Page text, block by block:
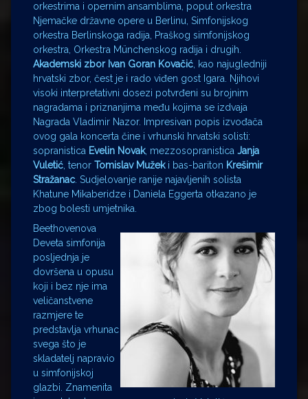
orkestrima i opernim ansamblima, poput orkestra
Njemačke državne opere u Berlinu, Simfonijskog
orkestra Berlinskoga radija, Praškog simfonijskog
orkestra, Orkestra Münchenskog radija i drugih.
Akademski zbor Ivan Goran Kovačić, kao najugledniji
hrvatski zbor, čest je i rado viđen gost Igara. Njihovi
visoki interpretativni dosezi potvrđeni su brojnim
nagradama i priznanjima među kojima se izdvaja
Nagrada Vladimir Nazor. Impresivan popis izvođača
ovog gala koncerta čine i vrhunski hrvatski solisti:
sopranistica Evelin Novak, mezzosopranistica Janja
Vuletić, tenor Tomislav Mužeki bas-bariton Krešimir
Stražanac. Sudjelovanje ranije najavljenih solista
Khatune Mikaberidze i Daniela Eggerta otkazano je
zbog bolesti umjetnika.
Beethovenova
Deveta simfonija
posljednja je
dovršena u opusu
koji i bez nje ima
veličanstvene
razmjere te
predstavlja vrhunac
svega što je
skladatelj napravio
u simfonijskoj
glazbi. Znamenita